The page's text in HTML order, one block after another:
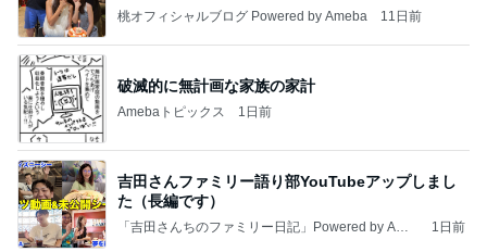
桃オフィシャルブログ Powered by Ameba 11日前
破滅的に無計画な家族の家計
Amebaトピックス 1日前
吉田さんファミリー語り部YouTubeアップしまし
た（長編です）
「吉田さんちのファミリー日記」Powered by Ame
1日前